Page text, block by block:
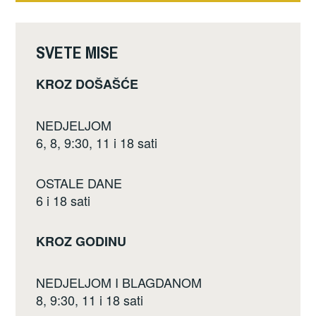
SVETE MISE
KROZ DOŠAŠĆE
NEDJELJOM
6, 8, 9:30, 11 i 18 sati
OSTALE DANE
6 i 18 sati
KROZ GODINU
NEDJELJOM I BLAGDANOM
8, 9:30, 11 i 18 sati